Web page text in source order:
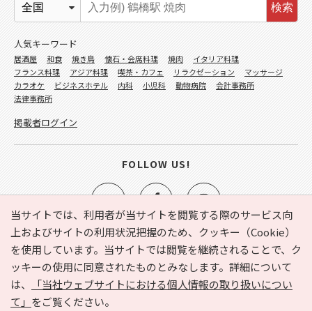
当サイトでは、利用者が当サイトを閲覧する際のサービス向
上およびサイトの利用状況把握のため、クッキー（Cookie）
を使用しています。当サイトでは閲覧を継続されることで、ク
ッキーの使用に同意されたものとみなします。詳細について
は、
「当社ウェブサイトにおける個人情報の取り扱いについ
て」 をご覧ください。
e-NAVITA（イーナビタ）とは？ お気に入り
ヘルプ
利用規約
個人情報の取り扱いについて
運営会社
サイトマップ
広告掲載に関するお問い合わせ
検索
人気キーワード
居酒屋 和食 焼き鳥 懐石・会席料理 焼肉
イタリア料理
フランス料理
アジア料理 喫茶・カフェ リラクゼーション
マッサージ
カラオケ
ビジネスホテル 内科 小児科 動物病院
会計事務所
法律事務所
掲載者ログイン
FOLLOW US!